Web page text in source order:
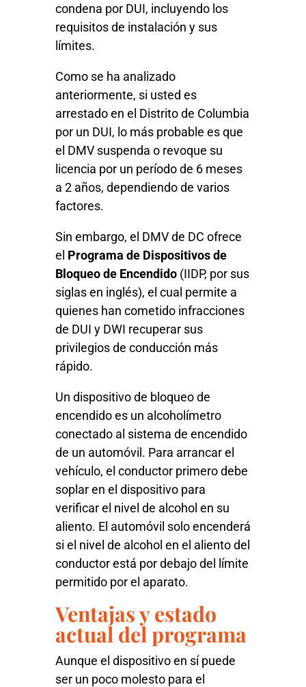
condena por DUI, incluyendo los
requisitos de instalación y sus
límites.
Como se ha analizado
anteriormente, si usted es
arrestado en el Distrito de Columbia
por un DUI, lo más probable es que
el DMV suspenda o revoque su
licencia por un período de 6 meses
a 2 años, dependiendo de varios
factores.
Sin embargo, el DMV de DC ofrece
el Programa de Dispositivos de
Bloqueo de Encendido(IIDP, por sus
siglas en inglés), el cual permite a
quienes han cometido infracciones
de DUI y DWI recuperar sus
privilegios de conducción más
rápido.
Un dispositivo de bloqueo de
encendido es un alcoholímetro
conectado al sistema de encendido
de un automóvil. Para arrancar el
vehículo, el conductor primero debe
soplar en el dispositivo para
verificar el nivel de alcohol en su
aliento. El automóvil solo encenderá
si el nivel de alcohol en el aliento del
conductor está por debajo del límite
permitido por el aparato.
Ventajas y estado
actual del programa
Aunque el dispositivo en sí puede
ser un poco molesto para el